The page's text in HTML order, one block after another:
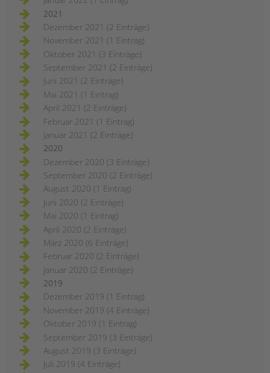
2021
Dezember 2021 (2 Einträge)
November 2021 (1 Eintrag)
Oktober 2021 (3 Einträge)
September 2021 (2 Einträge)
Juni 2021 (2 Einträge)
Mai 2021 (1 Eintrag)
April 2021 (2 Einträge)
Februar 2021 (1 Eintrag)
Januar 2021 (2 Einträge)
2020
Dezember 2020 (3 Einträge)
September 2020 (2 Einträge)
August 2020 (1 Eintrag)
Juni 2020 (2 Einträge)
Mai 2020 (1 Eintrag)
April 2020 (2 Einträge)
März 2020 (6 Einträge)
Februar 2020 (2 Einträge)
Januar 2020 (2 Einträge)
2019
Dezember 2019 (1 Eintrag)
November 2019 (4 Einträge)
Oktober 2019 (1 Eintrag)
September 2019 (3 Einträge)
August 2019 (3 Einträge)
Juli 2019 (4 Einträge)